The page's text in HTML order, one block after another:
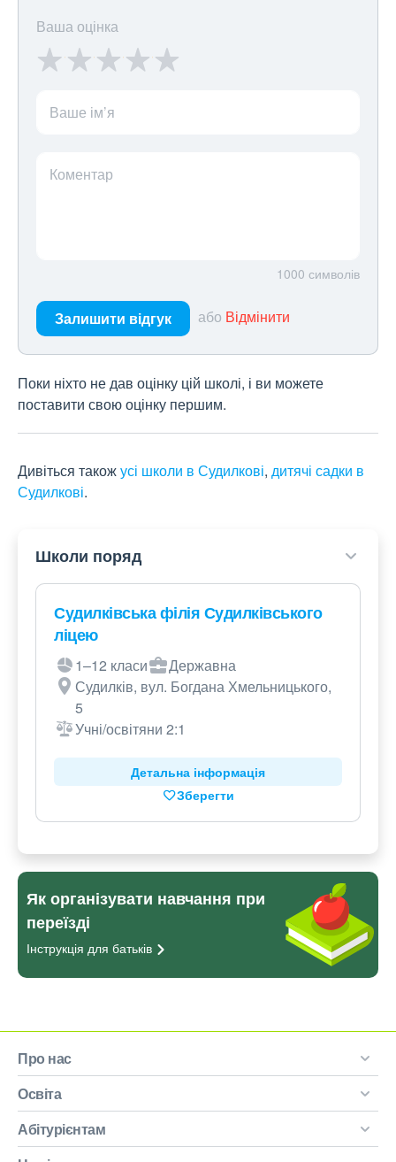
Ваша оцінка
Ваше ім’я
Коментар
1000 символів
Залишити відгук або Відмінити
Поки ніхто не дав оцінку цій школі, і ви можете
поставити свою оцінку першим.
Дивіться такожусі школи в Судилкові, дитячі садки в
Судилкові.
Школи поряд
Судилківська філія Судилківського
ліцею
1–12 класи
Державна
Судилків, вул. Богдана Хмельницького,
5
Учні/освітяни 2:1
Детальна інформація
Зберегти
Як організувати навчання при
переїзді
Інструкція для батьків
Про нас
Освіта
Абітурієнтам